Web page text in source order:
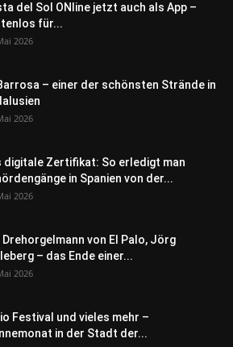
del Sol ONline jetzt auch als App –
für...
2026
– einer der schönsten Strände in
2026
digitale Zertifikat: So erledigt man
in Spanien von der...
2026
Drehorgelmann von El Palo, Jörg
– das Ende einer...
2026
Festival und vieles mehr –
in der Stadt der...